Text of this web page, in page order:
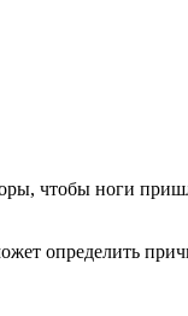
чтобы ноги
определить